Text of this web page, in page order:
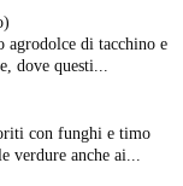
agrodolce di tacchino e
dove questi...
con funghi e timo
verdure anche ai...